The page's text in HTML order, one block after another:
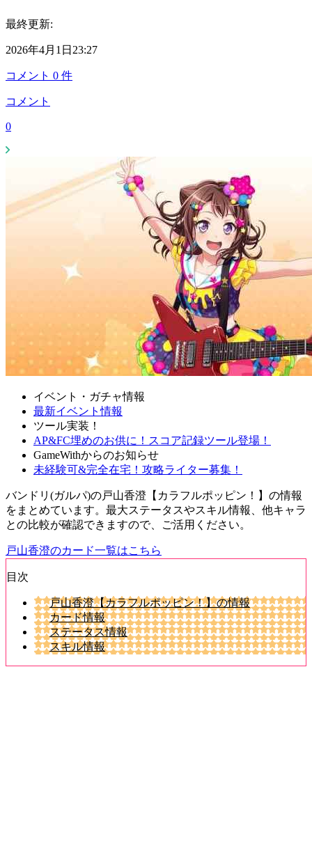
最終更新:
2026年4月1日23:27
コメント 0 件
コメント
0
イベント・ガチャ情報
最新イベント情報
ツール実装！
AP&FC埋めのお供に！スコア記録ツール登場！
GameWithからのお知らせ
未経験可&完全在宅！攻略ライター募集！
バンドリ(ガルパ)の戸山香澄【カラフルポッピン！】の情報
をまとめています。最大ステータスやスキル情報、他キャラ
との比較が確認できますので、ご活用ください。
戸山香澄のカード一覧はこちら
目次
戸山香澄【カラフルポッピン！】の情報
カード情報
ステータス情報
スキル情報